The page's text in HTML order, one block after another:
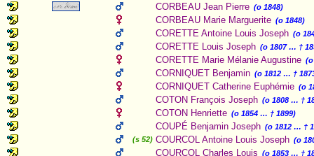
CORBEAU Jean Pierre (o 1848)
CORBEAU Marie Marguerite (o 1848)
CORETTE Antoine Louis Joseph (o
CORETTE Louis Joseph (o 1807 … †
CORETTE Marie Mélanie Augustine
CORNIQUET Benjamin (o 1812 … †
CORNIQUET Catherine Euphémie (o
COTON François Joseph (o 1808 … †
COTON Henriette (o 1854 … † 1899)
COUPÉ Benjamin Joseph (o 1812 … †
(s 52) COURCOL Antoine Louis Joseph (o
COURCOL Charles Louis
(o 1853 … †